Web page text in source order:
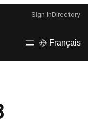
Sign InDirectory
Français